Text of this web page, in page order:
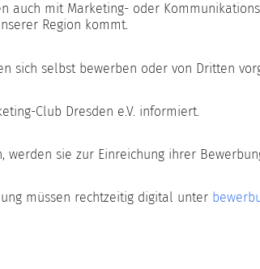
auch mit Marketing- oder
Region kommt.
sich selbst bewerben oder von Dritten
Club Dresden e.V. informiert.
werden sie zur Einreichung ihrer
müssen rechtzeitig digital unter